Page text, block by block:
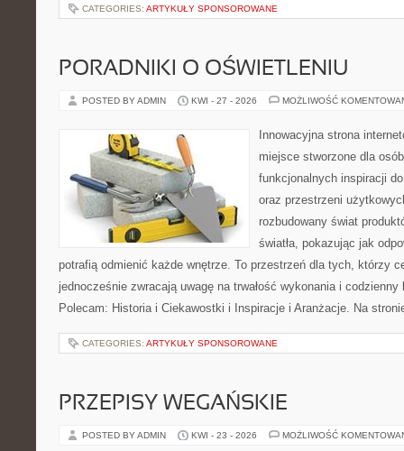
CATEGORIES: ARTYKUŁY SPONSOROWANE
PORADNIKI O OŚWIETLENIU
POSTED BY ADMIN KWI - 27 - 2026 MOŻLIWOŚĆ
Innowacyjna strona
miejsce stworzone dla
funkcjonalnych inspiracji
oraz przestrzeni
rozbudowany świat
światła, pokazując jak
potrafią odmienić każde wnętrze. To przestrzeń dla tych, którzy
jednocześnie zwracają uwagę na trwałość wykonania i
Polecam: Historia i Ciekawostki i Inspiracje i Aranżacje. Na
CATEGORIES: ARTYKUŁY SPONSOROWANE
PRZEPISY WEGAŃSKIE
POSTED BY ADMIN KWI - 23 - 2026 MOŻLIWOŚĆ